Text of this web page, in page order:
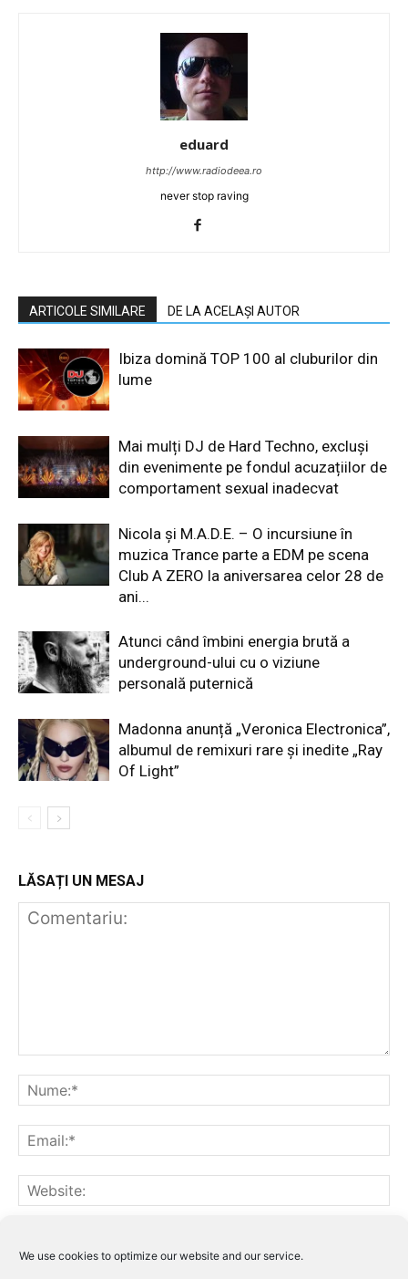
We use cookies to optimize our website and our service.
eduard
http://www.radiodeea.ro
never stop raving
ARTICOLE SIMILARE DE LA ACELAȘI AUTOR
Ibiza domină TOP 100 al cluburilor din
lume
Mai mulți DJ de Hard Techno, excluși
din evenimente pe fondul acuzațiilor de
comportament sexual inadecvat
Nicola și M.A.D.E. – O incursiune în
muzica Trance parte a EDM pe scena
Club A ZERO la aniversarea celor 28 de
ani...
Atunci când îmbini energia brută a
underground-ului cu o viziune
personală puternică
Madonna anunță „Veronica Electronica”,
albumul de remixuri rare și inedite „Ray
Of Light”
LĂSAȚI UN MESAJ
Notifică-mă prin email când sunt publicate articole noi.